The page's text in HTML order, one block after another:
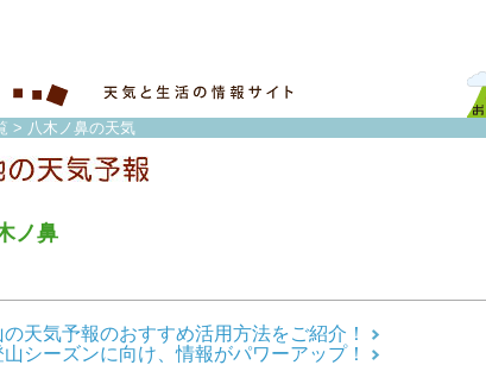
> 八木ノ鼻の天気
ノ鼻
天気予報のおすすめ活用方法をご紹介！
シーズンに向け、情報がパワーアップ！